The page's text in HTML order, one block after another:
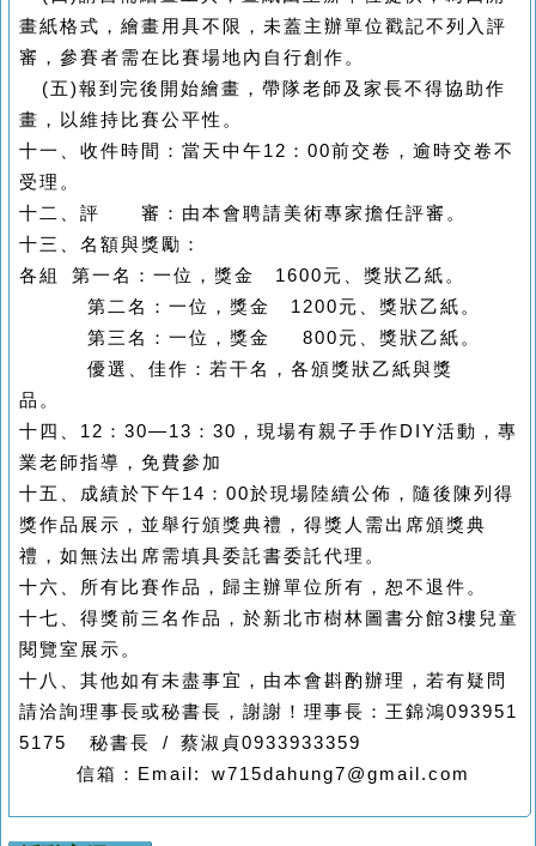
畫紙格式，繪畫用具不限，未蓋主辦單位戳記不列入評
審，參賽者需在比賽場地內自行創作。
(五)報到完後開始繪畫，帶隊老師及家長不得協助作
畫，以維持比賽公平性。
十一、收件時間：當天中午12 ： 00前交卷，逾時交卷不
受理。
十二、評 審：由本會聘請美術專家擔任評審。
十三、名額與獎勵：
各組 第一名：一位，獎金 1600元、獎狀乙紙。
第二名：一位，獎金 1200元、獎狀乙紙。
第三名：一位，獎金
800元、獎狀乙紙。
優選、佳作：若干名，各頒獎狀乙紙與獎
品。
十四、 12 ： 30—13 ： 30 ，現場有親子手作 DIY活動，專
業老師指導，免費參加
十五、成績於下午14 ： 00於現場陸續公佈，隨後陳列得
獎作品展示，並舉行頒獎典禮，得獎人需出席頒獎典
禮，如無法出席需填具委託書委託代理。
十六、所有比賽作品，歸主辦單位所有，恕不退件。
十七、得獎前三名作品，於新北市樹林圖書分館3樓兒童
閱覽室展示。
十八、其他如有未盡事宜，由本會斟酌辦理，若有疑問
請洽詢理事長或秘書長，謝謝！理事長：王錦鴻093951
5175秘書長 /蔡淑貞0933933359
信箱：
Email: w715dahung7@gmail.com